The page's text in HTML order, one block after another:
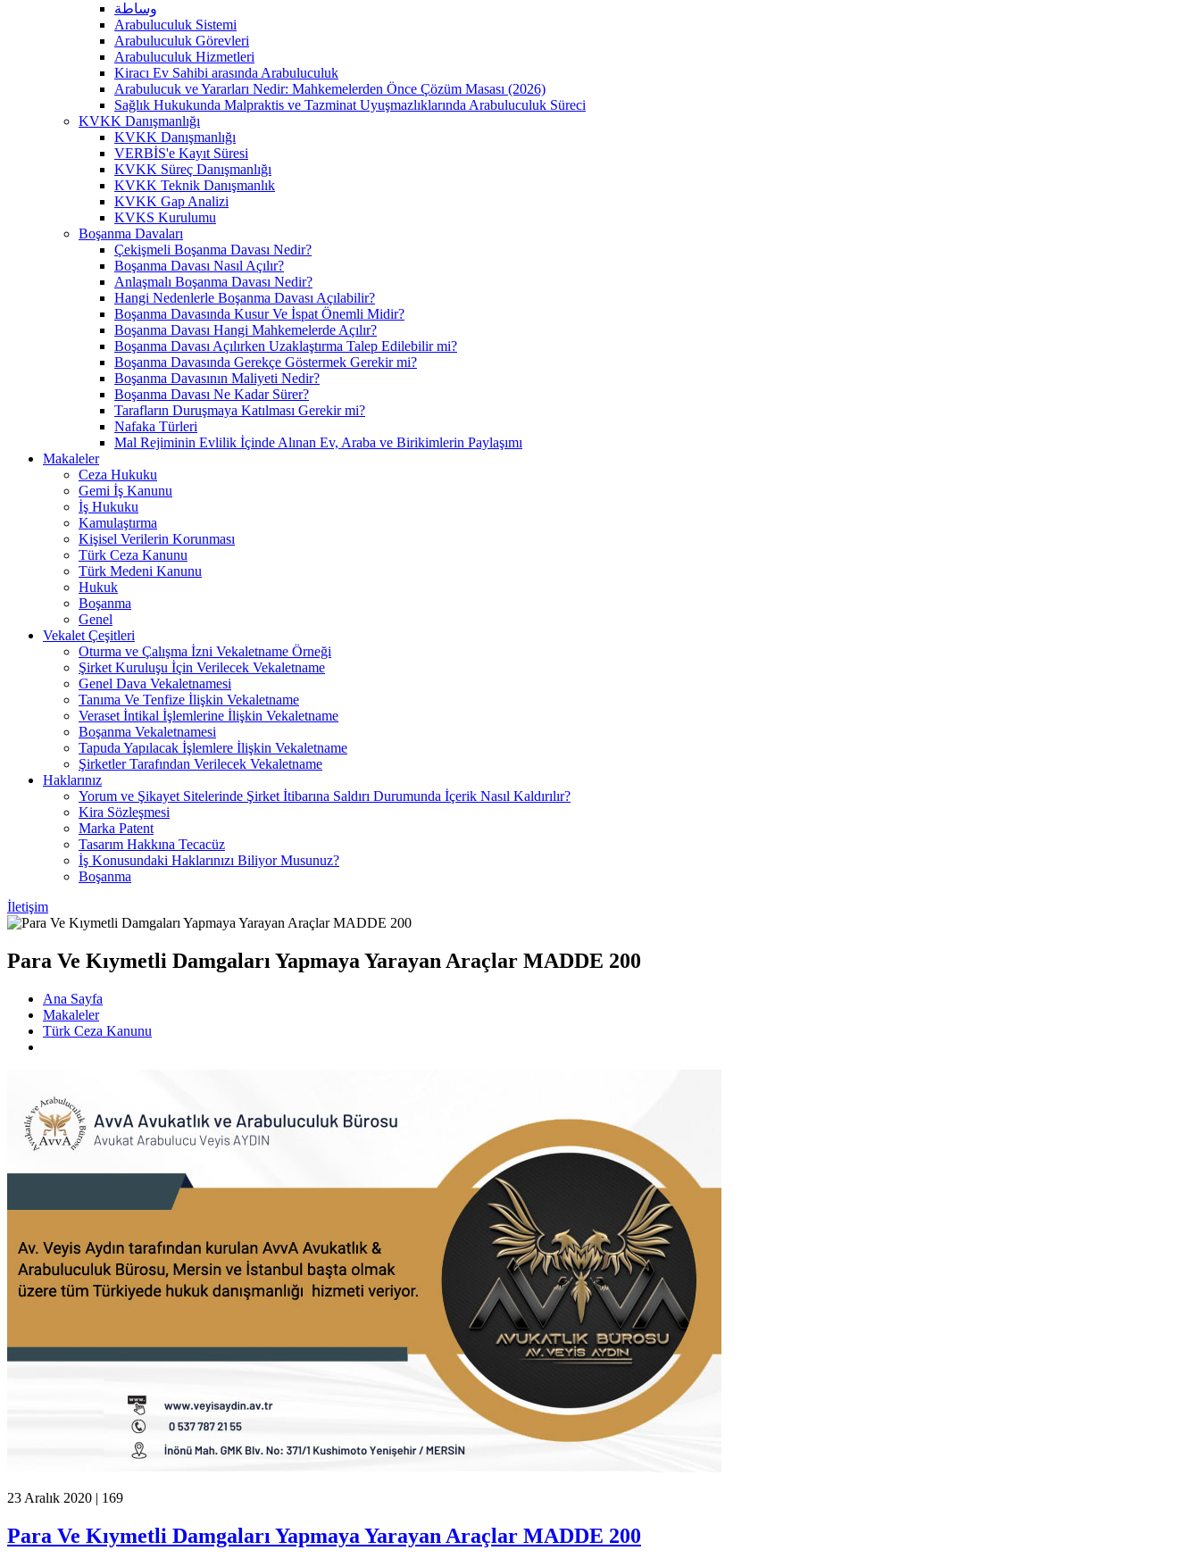
وساطة
Arabuluculuk Sistemi
Arabuluculuk Görevleri
Arabuluculuk Hizmetleri
Kiracı Ev Sahibi arasında Arabuluculuk
Arabulucuk ve Yararları Nedir: Mahkemelerden Önce Çözüm Masası (2026)
Sağlık Hukukunda Malpraktis ve Tazminat Uyuşmazlıklarında Arabuluculuk Süreci
KVKK Danışmanlığı
KVKK Danışmanlığı
VERBİS'e Kayıt Süresi
KVKK Süreç Danışmanlığı
KVKK Teknik Danışmanlık
KVKK Gap Analizi
KVKS Kurulumu
Boşanma Davaları
Çekişmeli Boşanma Davası Nedir?
Boşanma Davası Nasıl Açılır?
Anlaşmalı Boşanma Davası Nedir?
Hangi Nedenlerle Boşanma Davası Açılabilir?
Boşanma Davasında Kusur Ve İspat Önemli Midir?
Boşanma Davası Hangi Mahkemelerde Açılır?
Boşanma Davası Açılırken Uzaklaştırma Talep Edilebilir mi?
Boşanma Davasında Gerekçe Göstermek Gerekir mi?
Boşanma Davasının Maliyeti Nedir?
Boşanma Davası Ne Kadar Sürer?
Tarafların Duruşmaya Katılması Gerekir mi?
Nafaka Türleri
Mal Rejiminin Evlilik İçinde Alınan Ev, Araba ve Birikimlerin Paylaşımı
Makaleler
Ceza Hukuku
Gemi İş Kanunu
İş Hukuku
Kamulaştırma
Kişisel Verilerin Korunması
Türk Ceza Kanunu
Türk Medeni Kanunu
Hukuk
Boşanma
Genel
Vekalet Çeşitleri
Oturma ve Çalışma İzni Vekaletname Örneği
Şirket Kuruluşu İçin Verilecek Vekaletname
Genel Dava Vekaletnamesi
Tanıma Ve Tenfize İlişkin Vekaletname
Veraset İntikal İşlemlerine İlişkin Vekaletname
Boşanma Vekaletnamesi
Tapuda Yapılacak İşlemlere İlişkin Vekaletname
Şirketler Tarafından Verilecek Vekaletname
Haklarınız
Yorum ve Şikayet Sitelerinde Şirket İtibarına Saldırı Durumunda İçerik Nasıl Kaldırılır?
Kira Sözleşmesi
Marka Patent
Tasarım Hakkına Tecacüz
İş Konusundaki Haklarınızı Biliyor Musunuz?
Boşanma
İletişim
Para Ve Kıymetli Damgaları Yapmaya Yarayan Araçlar MADDE 200
Ana Sayfa
Makaleler
Türk Ceza Kanunu
23 Aralık 2020 | 169
Para Ve Kıymetli Damgaları Yapmaya Yarayan Araçlar MADDE 200